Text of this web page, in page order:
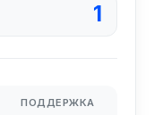
1
ПОДДЕРЖКА